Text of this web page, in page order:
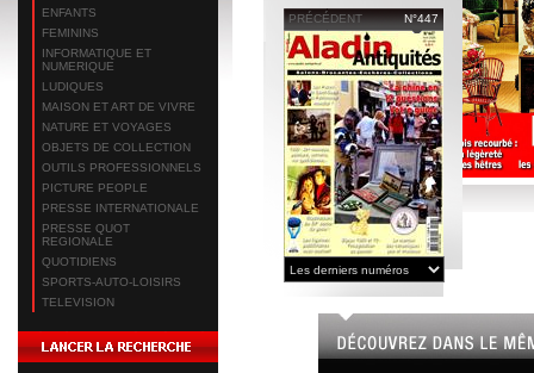
ENFANTS
FEMININS
INFORMATIQUE ET
NUMERIQUE
LUDIQUES
MAISON ET ART DE VIVRE
NATURE ET VOYAGES
OBJETS DE COLLECTION
OUTILS PROFESSIONNELS
PICTURE PEOPLE
PRESSE INTERNATIONALE
PRESSE QUOT
REGIONALE
QUOTIDIENS
SPORTS-AUTO-LOISIRS
TELEVISION
PRÉCÉDENT N°447